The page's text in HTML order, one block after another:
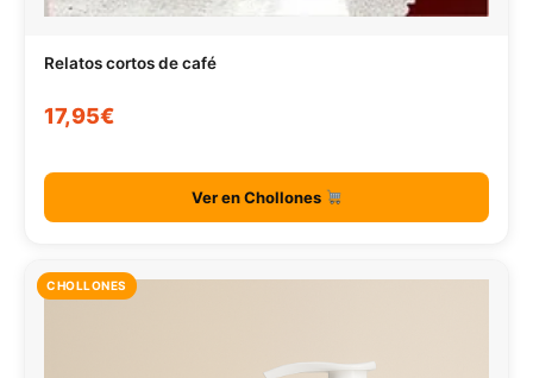
Relatos cortos de café
17,95€
Ver en Chollones
CHOLLONES